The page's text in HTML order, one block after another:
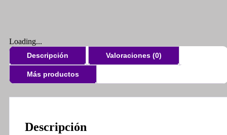
Loading...
Descripción Valoraciones (0)
Más productos
Descripción